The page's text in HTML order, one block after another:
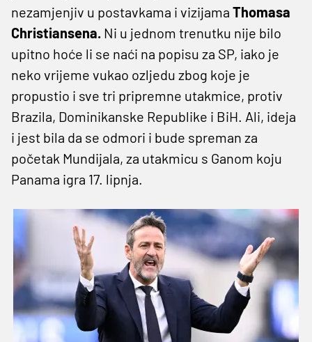
nezamjenjiv u postavkama i vizijama Thomasa
Christiansena. Ni u jednom trenutku nije bilo
upitno hoće li se naći na popisu za SP, iako je
neko vrijeme vukao ozljedu zbog koje je
propustio i sve tri pripremne utakmice, protiv
Brazila, Dominikanske Republike i BiH. Ali, ideja
i jest bila da se odmori i bude spreman za
početak Mundijala, za utakmicu s Ganom koju
Panama igra 17. lipnja.